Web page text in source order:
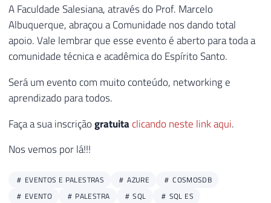
A Faculdade Salesiana, através do Prof. Marcelo
Albuquerque, abraçou a Comunidade nos dando total
apoio. Vale lembrar que esse evento é aberto para toda a
comunidade técnica e acadêmica do Espírito Santo.
Será um evento com muito conteúdo, networking e
aprendizado para todos.
Faça a sua inscriçãogratuita clicando neste link aqui.
Nos vemos por lá!!!
EVENTOS E PALESTRAS AZURE
COSMOSDB
EVENTO
PALESTRA SQL
SQL ES